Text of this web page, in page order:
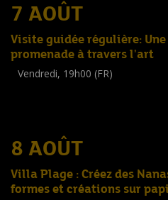
7 AOÛT
Visite guidée régulière: Une
promenade à travers l'art
Vendredi, 19h00 (FR)
8 AOÛT
Villa Plage : Créez des
formes et créations sur